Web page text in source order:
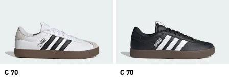
Price
€ 70
Price
€ 70